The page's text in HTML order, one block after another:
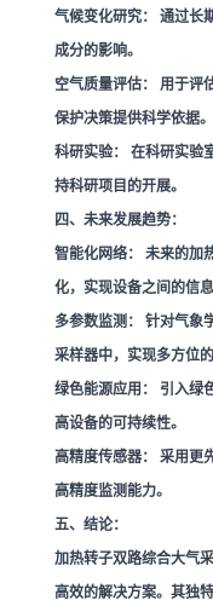
气候变化研究：
通过长
成分的影响。
空气质量评估：
用于评
保护决策提供科学依据。
科研实验：
在科研实验
持科研项目的开展。
四、未来发展趋势：
智能化网络：
未来的加
化，实现设备之间的信
多参数监测：
针对气象
采样器中，实现多方位的
绿色能源应用：
引入绿
高设备的可持续性。
高精度传感器：
采用更
高精度监测能力。
五、结论：
加热转子双路综合大气
高效的解决方案。其独